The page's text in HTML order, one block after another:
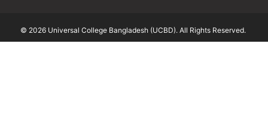
© 2026 Universal College Bangladesh (UCBD). All Rights Reserved.